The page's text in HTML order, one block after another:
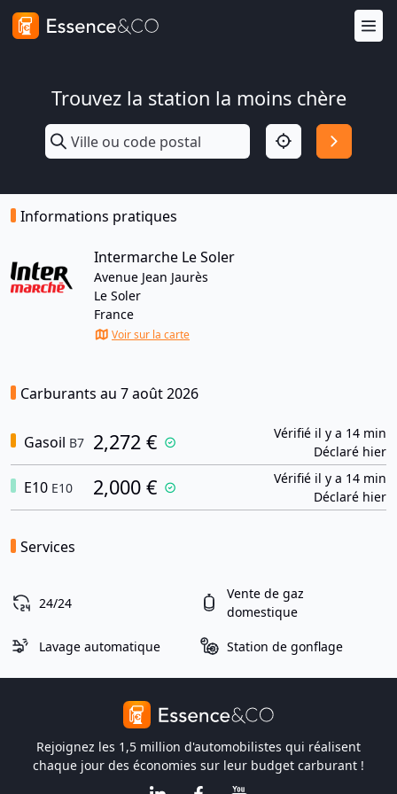
Trouvez la station la moins chère
Informations pratiques
Intermarche Le Soler
Avenue Jean Jaurès
Le Soler
France
Voir sur la carte
Carburants au 7 août 2026
Gasoil B7 2,272 €
Vérifié il y a 14 min
Déclaré hier
E10 E10 2,000 €
Vérifié il y a 14 min
Déclaré hier
Services
24/24
Vente de gaz
domestique
Lavage automatique Station de gonflage
Rejoignez les 1,5 million d'automobilistes qui réalisent
chaque jour des économies sur leur budget carburant !